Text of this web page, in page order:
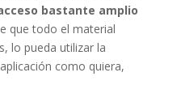
bastante amplio
que todo el material
lo pueda utilizar la
como quiera,